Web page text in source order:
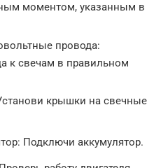
моментом, указанным в
провода:
к свечам в правильном
крышки на свечные
Подключи аккумулятор.